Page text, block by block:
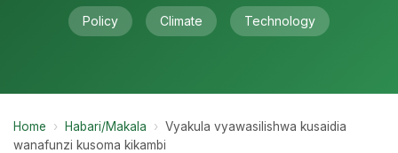
Policy Climate Technology
Home › Habari/Makala › Vyakula vyawasilishwa kusaidia
wanafunzi kusoma kikambi